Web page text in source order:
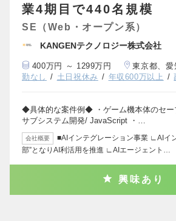
業4期目で440名規模
SE（Web・オープン系）
KANGENテクノロジー株式会社
400万円 ～ 1299万円 東京都、愛
勤なし
土日祝休み 年収600万以上
◆具体的な案件例◆ ・ゲーム機本体のセー
サブシステム開発/ JavaScript ・…
会社概要
■AIインテグレーション事業 ∟AIイ
部”となりAI利活⽤を推進 ∟AIエージェント…
興味あり